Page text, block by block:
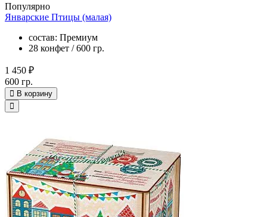
Популярно
Январские Птицы (малая)
состав: Премиум
28 конфет / 600 гр.
1 450 ₽
600 гр.
В корзину